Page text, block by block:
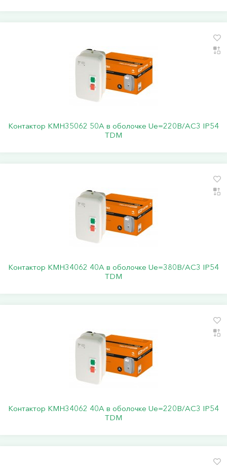
Контактор КМН35062 50А в оболочке Ue=220В/АC3 IP54
TDM
Контактор КМН34062 40А в оболочке Ue=380В/АC3 IP54
TDM
Контактор КМН34062 40А в оболочке Ue=220В/АC3 IP54
TDM